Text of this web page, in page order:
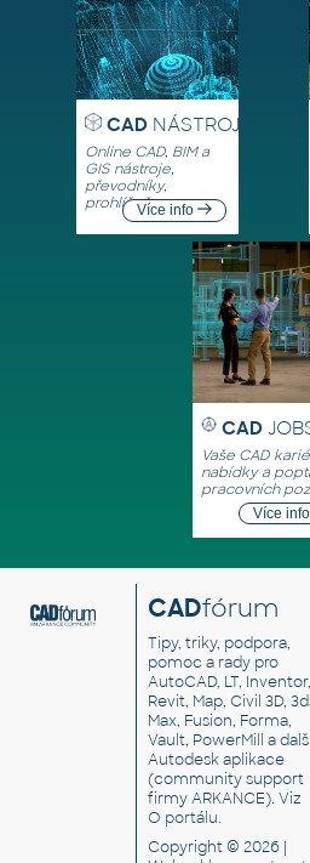
CADNÁSTROJE
Online CAD, BIM a
GIS nástroje,
převodníky,
prohlížečeVíce info
CAD
Vaše CAD
nabídky a
pracovních
Více info
CADfórum
Tipy, triky, podpora,
pomoc a rady pro
AutoCAD, LT, Inventor,
Revit, Map, Civil 3D,
Max, Fusion, Forma,
Vault, PowerMill a
Autodesk aplikace
(community support
firmy ARKANCE). Viz
O portálu.
Copyright © 2026 |